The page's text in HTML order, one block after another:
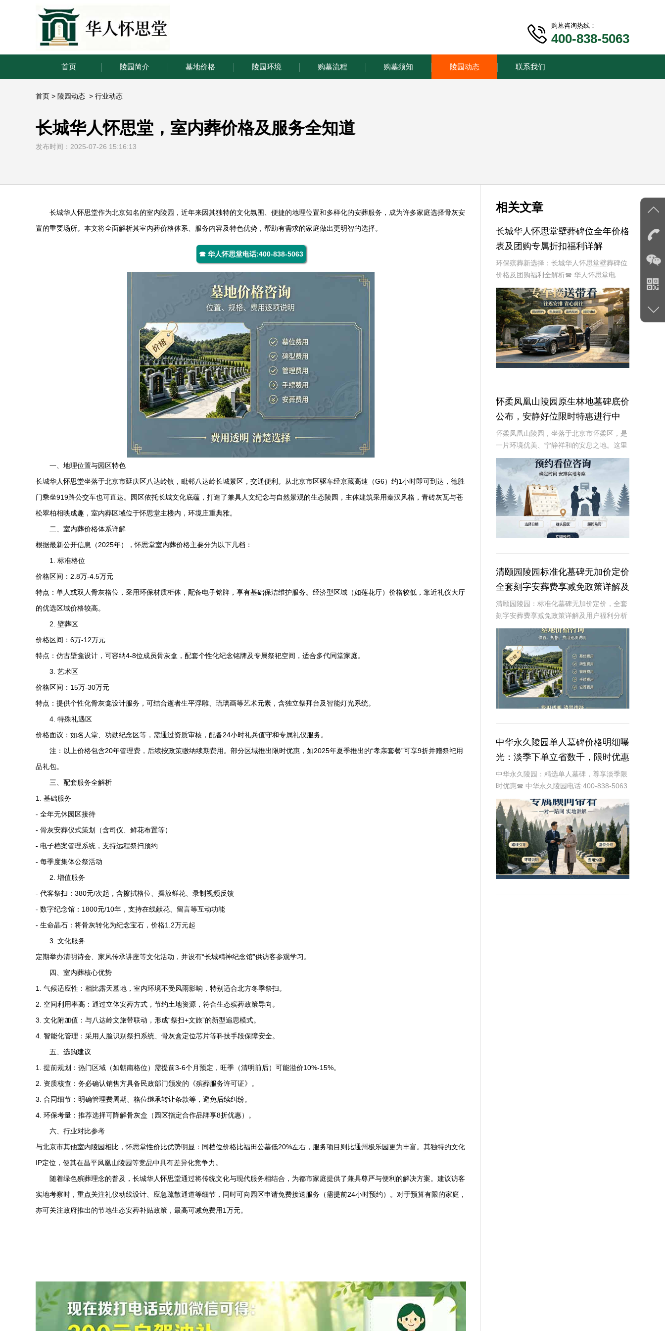
购墓咨询热线：
400-838-5063
首页 陵园简介 墓地价格 陵园环境 购墓流程 购墓须知 陵园动态 联系我们
首页 > 陵园动态 > 行业动态
长城华人怀思堂，室内葬价格及服务全知道
发布时间：2025-07-26 15:16:13
长城华人怀思堂作为北京知名的室内陵园，近年来因其独特的文化氛围、便捷的地理位置和多样化的安葬服务，成为许多家庭选择骨灰安
置的重要场所。本文将全面解析其室内葬价格体系、服务内容及特色优势，帮助有需求的家庭做出更明智的选择。
☎ 华人怀思堂电话:400-838-5063
一、地理位置与园区特色
长城华人怀思堂坐落于北京市延庆区八达岭镇，毗邻八达岭长城景区，交通便利。从北京市区驱车经京藏高速（G6）约1小时即可到达，德胜
门乘坐919路公交车也可直达。园区依托长城文化底蕴，打造了兼具人文纪念与自然景观的生态陵园，主体建筑采用秦汉风格，青砖灰瓦与苍
松翠柏相映成趣，室内葬区域位于怀思堂主楼内，环境庄重典雅。
二、室内葬价格体系详解
根据最新公开信息（2025年），怀思堂室内葬价格主要分为以下几档：
1. 标准格位
价格区间：2.8万-4.5万元
特点：单人或双人骨灰格位，采用环保材质柜体，配备电子铭牌，享有基础保洁维护服务。经济型区域（如莲花厅）价格较低，靠近礼仪大厅
的优选区域价格较高。
2. 壁葬区
价格区间：6万-12万元
特点：仿古壁龛设计，可容纳4-8位成员骨灰盒，配套个性化纪念铭牌及专属祭祀空间，适合多代同堂家庭。
3. 艺术区
价格区间：15万-30万元
特点：提供个性化骨灰龛设计服务，可结合逝者生平浮雕、琉璃画等艺术元素，含独立祭拜台及智能灯光系统。
4. 特殊礼遇区
价格面议：如名人堂、功勋纪念区等，需通过资质审核，配备24小时礼兵值守和专属礼仪服务。
注：以上价格包含20年管理费，后续按政策缴纳续期费用。部分区域推出限时优惠，如2025年夏季推出的“孝亲套餐”可享9折并赠祭祀用
品礼包。
三、配套服务全解析
1. 基础服务
- 全年无休园区接待
- 骨灰安葬仪式策划（含司仪、鲜花布置等）
- 电子档案管理系统，支持远程祭扫预约
- 每季度集体公祭活动
2. 增值服务
- 代客祭扫：380元/次起，含擦拭格位、摆放鲜花、录制视频反馈
- 数字纪念馆：1800元/10年，支持在线献花、留言等互动功能
- 生命晶石：将骨灰转化为纪念宝石，价格1.2万元起
3. 文化服务
定期举办清明诗会、家风传承讲座等文化活动，并设有“长城精神纪念馆”供访客参观学习。
四、室内葬核心优势
1. 气候适应性：相比露天墓地，室内环境不受风雨影响，特别适合北方冬季祭扫。
2. 空间利用率高：通过立体安葬方式，节约土地资源，符合生态殡葬政策导向。
3. 文化附加值：与八达岭文旅带联动，形成“祭扫+文旅”的新型追思模式。
4. 智能化管理：采用人脸识别祭扫系统、骨灰盒定位芯片等科技手段保障安全。
五、选购建议
1. 提前规划：热门区域（如朝南格位）需提前3-6个月预定，旺季（清明前后）可能溢价10%-15%。
2. 资质核查：务必确认销售方具备民政部门颁发的《殡葬服务许可证》。
3. 合同细节：明确管理费周期、格位继承转让条款等，避免后续纠纷。
4. 环保考量：推荐选择可降解骨灰盒（园区指定合作品牌享8折优惠）。
六、行业对比参考
与北京市其他室内陵园相比，怀思堂性价比优势明显：同档位价格比福田公墓低20%左右，服务项目则比通州极乐园更为丰富。其独特的文化
IP定位，使其在昌平凤凰山陵园等竞品中具有差异化竞争力。
随着绿色殡葬理念的普及，长城华人怀思堂通过将传统文化与现代服务相结合，为都市家庭提供了兼具尊严与便利的解决方案。建议访客
实地考察时，重点关注礼仪动线设计、应急疏散通道等细节，同时可向园区申请免费接送服务（需提前24小时预约）。对于预算有限的家庭，
亦可关注政府推出的节地生态安葬补贴政策，最高可减免费用1万元。
相关文章
长城华人怀思堂壁葬碑位全年价格
表及团购专属折扣福利详解
环保殡葬新选择：长城华人怀思堂壁葬碑位
价格及团购福利全解析☎ 华人怀思堂电
话:400-838-5063随着现代人对身后事的规
划日益细致，壁葬作为一种绿色、节地的殡
葬方式逐渐走进大众视野。长城华人怀思
怀柔凤凰山陵园原生林地墓碑底价
公布，安静好位限时特惠进行中
怀柔凤凰山陵园，坐落于北京市怀柔区，是
一片环境优美、宁静祥和的安息之地。这里
不仅拥有得天独厚的自然环境，还以其独特
的原生林地墓碑设计，为逝者提供一个安静
而尊贵的归宿。近期，陵园推出了一项限时
特惠活动，
清颐园陵园标准化墓碑无加价定价
全套刻字安葬费享减免政策详解及
用户福利分析
清颐园陵园：标准化墓碑无加价定价，全套
刻字安葬费享减免政策详解及用户福利分析
☎ 清颐园公墓电话:400-838-5063在现代社
会，人们对死亡和身后事的规划越来越重
视。清颐园陵园作为一家专业的陵园服
中华永久陵园单人墓碑价格明细曝
光：淡季下单立省数千，限时优惠
深度解析
中华永久陵园：精选单人墓碑，尊享淡季限
时优惠☎ 中华永久陵园电话:400-838-5063
中华永久陵园，作为国内知名的陵园品牌，
始终以提供高品质的墓碑产品和服务为己
任。本文将全面解析中华永久陵园多款